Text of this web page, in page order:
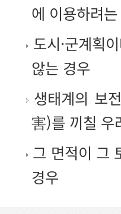
에 이용하려
도시·군계획
않는 경우
생태계의 보
害)를 끼칠 우
그 면적이 그
경우